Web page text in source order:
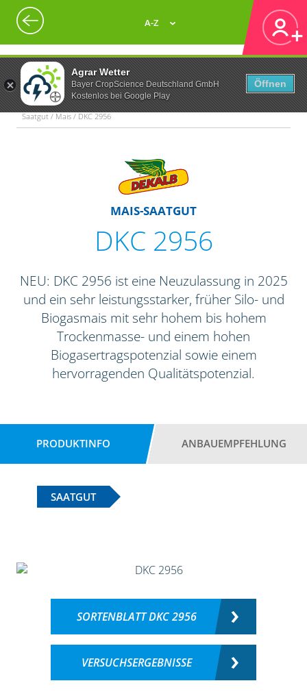
Agrar Wetter
Bayer CropScience Deutschland GmbH
Kostenlos bei Google Play
Öffnen
A-Z
Saatgut / Mais / DKC 2956
MAIS-SAATGUT
DKC 2956
NEU: DKC 2956 ist eine Neuzulassung in 2025
und ein sehr leistungsstarker, früher Silo- und
Biogasmais mit sehr hohem bis hohem
Trockenmasse- und einem hohen
Biogasertragspotenzial sowie einem
hervorragenden Qualitätspotenzial.
PRODUKTINFO ANBAUEMPFEHLUNG
SAATGUT
SORTENBLATT DKC 2956
VERSUCHSERGEBNISSE